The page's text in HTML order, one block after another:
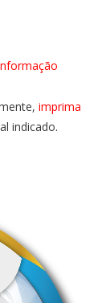
imprima
indicado.